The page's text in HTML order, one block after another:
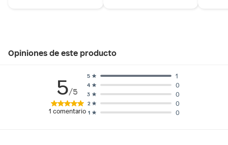
Opiniones de este producto
5/5
1 comentario 1 0
2 0
3 0
4 0
5 1